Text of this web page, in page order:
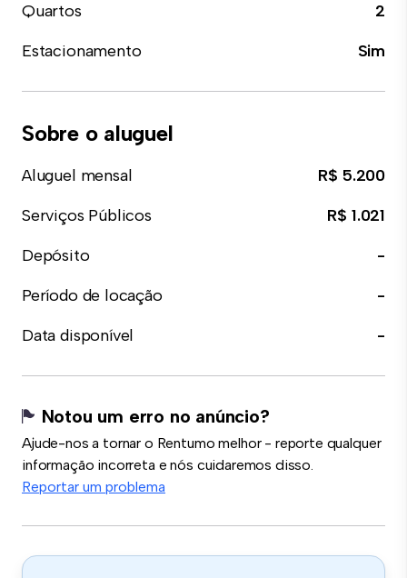
Quartos
2
Estacionamento
Sim
Sobre o aluguel
Aluguel mensal
R$ 5.200
Serviços Públicos
R$ 1.021
Depósito
-
Período de locação
-
Data disponível
-
Notou um erro no anúncio?
Ajude-nos a tornar o Rentumo melhor - reporte qualquer
informação incorreta e nós cuidaremos disso.
Reportar um problema